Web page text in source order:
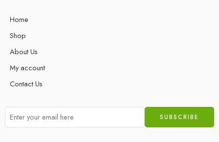
Home
Shop
About Us
My account
Contact Us